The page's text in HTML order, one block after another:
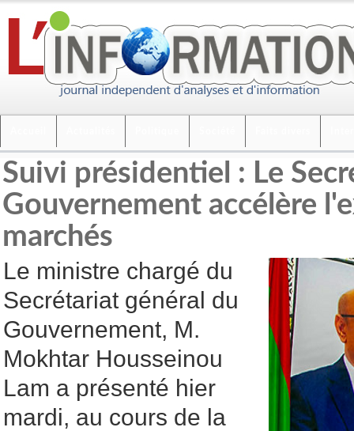
Suivi présidentiel : Le
Gouvernement accélère
marchés
Le ministre chargé du
Secrétariat général du
Gouvernement, M.
Mokhtar Housseinou
Lam a présenté hier
mardi, au cours de la